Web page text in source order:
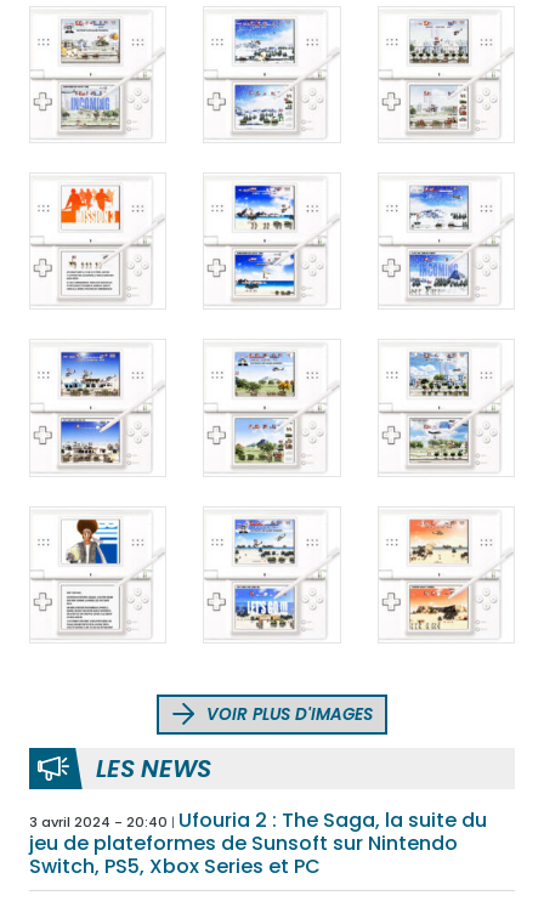
VOIR PLUS D'IMAGES
LES NEWS
3 avril 2024 - 20:40
Ufouria 2 : The Saga, la suite du
jeu de plateformes de Sunsoft sur Nintendo
Switch, PS5, Xbox Series et PC